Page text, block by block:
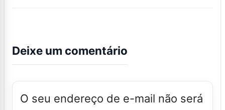
Deixe um comentário
O seu endereço de e-mail não será